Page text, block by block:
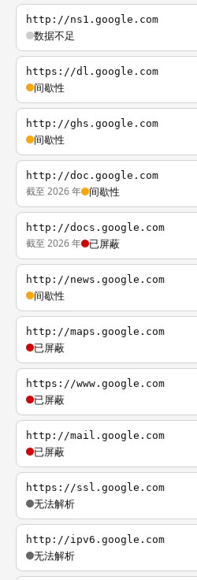
http://ns1.google.com
数据不足
https://dl.google.com
间歇性
http://ghs.google.com
间歇性
http://doc.google.com
截至 2026 年 间歇性
http://docs.google.com
截至 2026 年 已屏蔽
http://news.google.com
间歇性
http://maps.google.com
已屏蔽
https://www.google.com
已屏蔽
http://mail.google.com
已屏蔽
https://ssl.google.com
无法解析
http://ipv6.google.com
无法解析